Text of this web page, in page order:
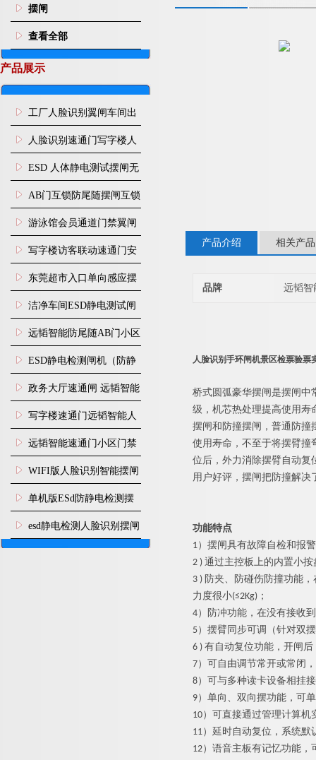
摆闸
查看全部
产品展示
工厂人脸识别翼闸车间出
入口人行通道门禁
人脸识别速通门写字楼人
行通道闸门禁设备
ESD 人体静电测试摆闸无
尘车间防静电闸机
AB门互锁防尾随摆闸互锁
闸机
游泳馆会员通道门禁翼闸
写字楼访客联动速通门安
装
东莞超市入口单向感应摆
闸安装
洁净车间ESD静电测试闸
机
远韬智能防尾随AB门小区
门禁闸机安装
​ESD静电检测闸机（防静
电门禁通道系统）
政务大厅速通闸 远韬智能
防尾随静音速通门
写字楼速通门远韬智能人
脸识别快速通道闸
远韬智能速通门小区门禁
闸机食堂消费摆闸
WIFI版人脸识别智能摆闸
机
单机版ESd防静电检测摆
闸机
esd静电检测人脸识别摆闸
安装
产品介绍 相关产品
品牌 远韬智
人脸识别手环闸机景区检票验票
桥式圆弧豪华摆闸是摆闸中
级，机芯热处理提高使用寿
摆闸和防撞摆闸，普通防撞
使用寿命，不至于将摆臂撞
位后，外力消除摆臂自动复
用户好评，摆闸把防撞解决
功能特点
1） 摆闸具有故障自检和报
2 ) 通过主控板上的内置小
3 ) 防夹、防碰伤防撞功能
力度很小(≤2Kg)；
4）防冲功能，在没有接收
5）摆臂同步可调（针对双
6 ) 有自动复位功能，开闸
7）可自由调节常开或常闭
8）可与多种读卡设备相挂
9）单向、双向摆功能，可
10）可直接通过管理计算机
11）延时自动复位，系统默
12）语音主板有记忆功能，